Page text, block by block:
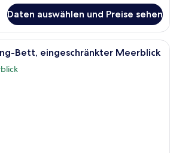
Daten auswählen und Preise sehen
Ein Hotelzimmer mit einem großen
Bett, eingeschränkter Meerblick